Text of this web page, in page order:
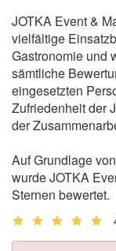
JOTKA Event &
vielfältige
Gastronomie und
sämtliche
eingesetzten
Zufriedenheit der
der
Auf Grundlage
wurde JOTKA
Sternen bewertet.